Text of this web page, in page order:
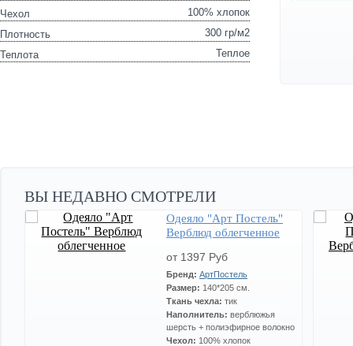
Чехол
100% хлопок
Плотность
300 гр/м2
Теплота
Теплое
ВЫ НЕДАВНО СМОТРЕЛИ
Одеяло "Арт Постель"
Верблюд облегченное
от 1397 Руб
Бренд: АртПостель
Размер: 140*205 см.
Ткань чехла: тик
Наполнитель: верблюжья
шерсть + полиэфирное волокно
Чехол: 100% хлопок